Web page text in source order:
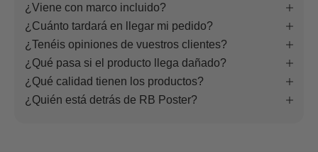
¿Viene con marco incluido?
¿Cuánto tardará en llegar mi pedido?
¿Tenéis opiniones de vuestros clientes?
¿Qué pasa si el producto llega dañado?
¿Qué calidad tienen los productos?
¿Quién está detrás de RB Poster?